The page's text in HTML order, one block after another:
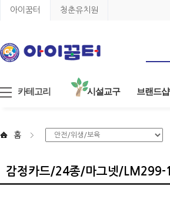
아이꿈터 청춘유치원
카테고리 시설교구 브랜드샵
홈
감정카드/24종/마그넷/LM299-1